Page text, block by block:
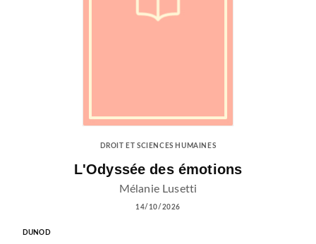
DROIT ET SCIENCES HUMAINES
L'Odyssée des émotions
Mélanie Lusetti
14/10/2026
DUNOD